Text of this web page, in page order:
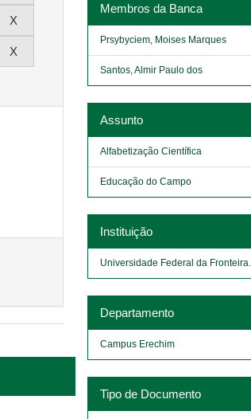
Membros da Banca
Prsybyciem, Moises Marques
Santos, Almir Paulo dos
Assunto
Alfabetização Científica
Educação do Campo
Instituição
Universidade Federal da Fronteira...
Departamento
Campus Erechim
Tipo de Documento